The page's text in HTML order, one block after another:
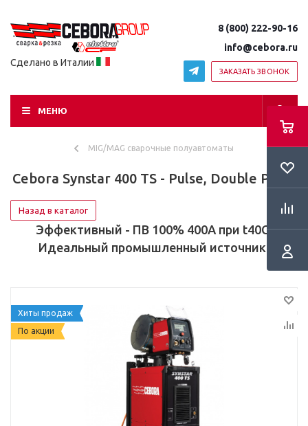
Сделано в Италии
8 (800) 222-90-16
info@cebora.ru
ЗАКАЗАТЬ ЗВОНОК
МЕНЮ
MIG/MAG сварочные полуавтоматы
Cebora Synstar 400 TS - Pulse, Double Pulse
Назад в каталог
Эффективный - ПВ 100% 400А при t40C!
Идеальный промышленный источник!
Хиты продаж
По акции